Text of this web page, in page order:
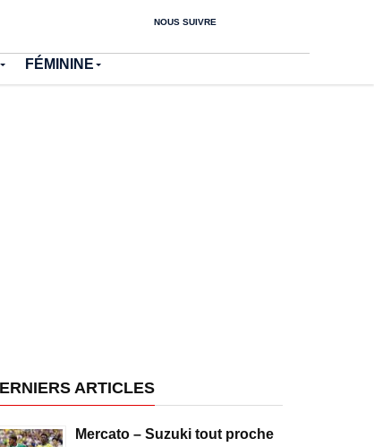
NOUS SUIVRE
FÉMININE
ARTICLES
Mercato – Suzuki tout proche